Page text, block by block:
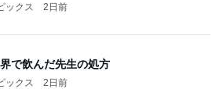
ックス 2日前
で飲んだ先生の処方
ックス 2日前